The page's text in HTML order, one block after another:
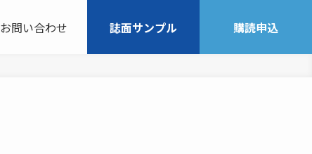
お問い合わせ 誌面サンプル 購読申込